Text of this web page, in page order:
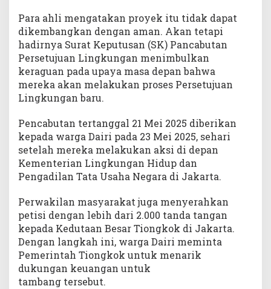
Para ahli mengatakan proyek itu tidak dapat
dikembangkan dengan aman. Akan tetapi
hadirnya Surat Keputusan (SK) Pancabutan
Persetujuan Lingkungan menimbulkan
keraguan pada upaya masa depan bahwa
mereka akan melakukan proses Persetujuan
Lingkungan baru.
Pencabutan tertanggal 21 Mei 2025 diberikan
kepada warga Dairi pada 23 Mei 2025, sehari
setelah mereka melakukan aksi di depan
Kementerian Lingkungan Hidup dan
Pengadilan Tata Usaha Negara di Jakarta.
Perwakilan masyarakat juga menyerahkan
petisi dengan lebih dari 2.000 tanda tangan
kepada Kedutaan Besar Tiongkok di Jakarta.
Dengan langkah ini, warga Dairi meminta
Pemerintah Tiongkok untuk menarik
dukungan keuangan untuk
tambang tersebut.